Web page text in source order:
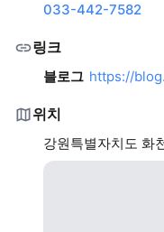
033-442-7582
링크
블로그 https://
위치
강원특별자치도 화